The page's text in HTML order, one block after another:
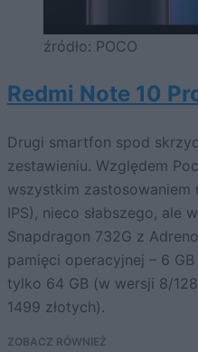
źródło: POCO
Redmi Note 10
Drugi smartfon spod
zestawieniu. Względem
wszystkim zastosowaniem
IPS), nieco słabszego, ale
Snapdragon 732G z
pamięci operacyjnej – 6
tylko 64 GB (w wersji 8/
1499 złotych).
ZOBACZ RÓWNIEŻ